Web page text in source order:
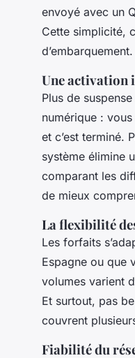
envoyé avec un
Cette simplicité,
d’embarquement.
Une activation
Plus de
numérique :
et c’est terminé.
système élimine
comparant les
de mieux
La flexibilité
Les forfaits
Espagne ou que
volumes varient
Et surtout, pas
couvrent
Fiabilité du